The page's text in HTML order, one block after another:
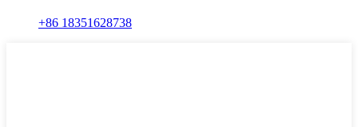
+86 18351628738